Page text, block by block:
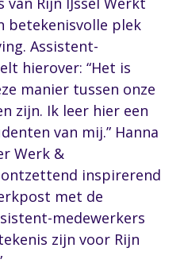
betekenisvolle plek
Assistent-
hierover: “Het is
manier tussen onze
zijn. Ik leer hier een
van mij.” Hanna
Werk &
inspirerend
met de
medewerkers
zijn voor Rijn